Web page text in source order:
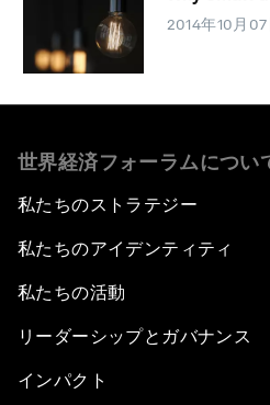
2014年10月07
世界経済フォーラムについ
私たちのストラテジー
私たちのアイデンティティ
私たちの活動
リーダーシップとガバナンス
インパクト